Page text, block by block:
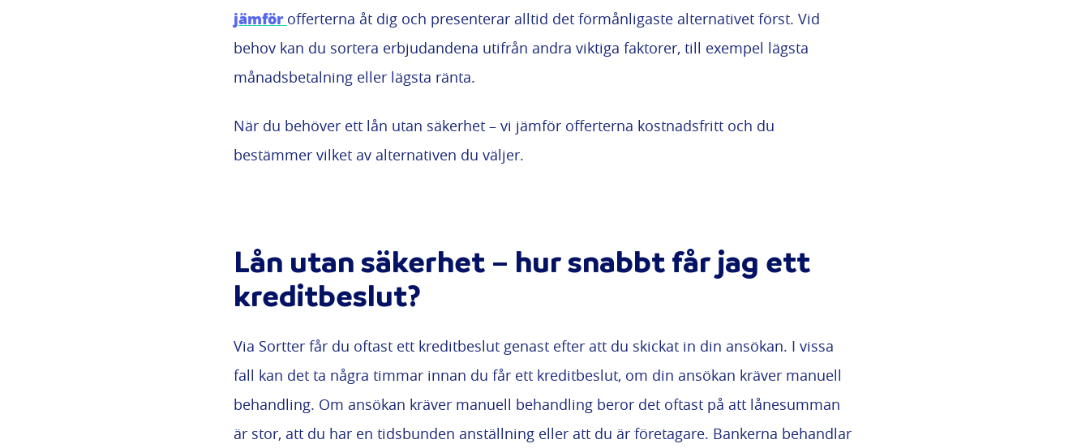
jämför offerterna åt dig och presenterar alltid det förmånligaste alternativet först. Vid
behov kan du sortera erbjudandena utifrån andra viktiga faktorer, till exempel lägsta
månadsbetalning eller lägsta ränta.
När du behöver ett lån utan säkerhet – vi jämför offerterna kostnadsfritt och du
bestämmer vilket av alternativen du väljer.
Lån utan säkerhet – hur snabbt får jag ett
kreditbeslut?
Via Sortter får du oftast ett kreditbeslut genast efter att du skickat in din ansökan. I vissa
fall kan det ta några timmar innan du får ett kreditbeslut, om din ansökan kräver manuell
behandling. Om ansökan kräver manuell behandling beror det oftast på att lånesumman
är stor, att du har en tidsbunden anställning eller att du är företagare. Bankerna behandlar